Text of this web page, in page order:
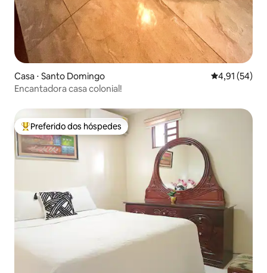
Casa ⋅ Santo Domingo 4,91 de uma
4,91 (54)
Encantadora casa colonial!
Entre os melhores preferidos dos hóspedes
Preferido dos hóspedes